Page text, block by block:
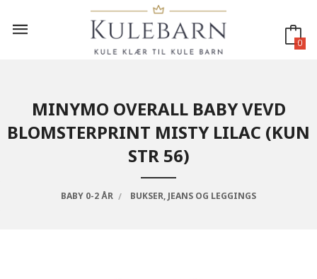
innholdet
0
MINYMO OVERALL BABY VEVD
BLOMSTERPRINT MISTY LILAC (KUN
STR 56)
BABY 0-2 ÅR BUKSER, JEANS OG LEGGINGS